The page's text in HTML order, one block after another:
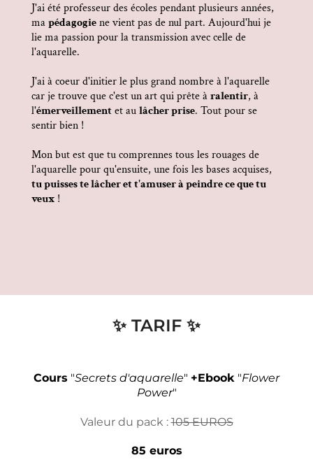
J'ai été professeur des écoles pendant plusieurs années,
mapédagogiene vient pas de nul part. Aujourd'hui je
lie ma passion pour la transmission avec celle de
l'aquarelle.
J'ai à coeur d'initier le plus grand nombre à l'aquarelle
car je trouve que c'est un art qui prête àralentir, à
l'émerveillementet aulâcher prise. Tout pour se
sentir bien !
Mon but est que tu comprennes tous les rouages de
l'aquarelle pour qu'ensuite, une fois les bases acquises,
tu puisses te lâcher et t'amuser à peindre ce que tu
veux !
✨ TARIF ✨
Cours "Secrets d'aquarelle" +Ebook "Flower
Power"
Valeur du pack :105 EUROS
85 euros